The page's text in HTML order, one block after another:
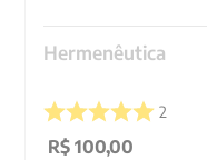
Hermenêutica
2
R$ 100,00